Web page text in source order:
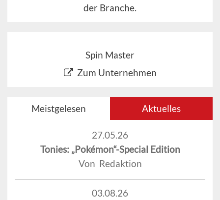
der Branche.
Spin Master
Zum Unternehmen
Meistgelesen Aktuelles
27.05.26
Tonies: „Pokémon“-Special Edition
Von Redaktion
03.08.26